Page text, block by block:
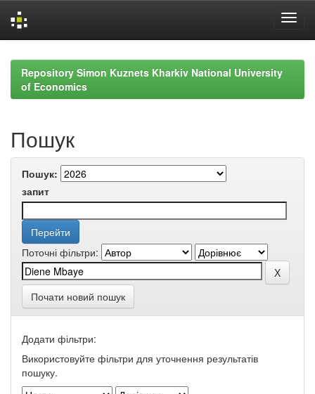
navigationRepository Simon Kuznets Kharkiv National University
of Economics
Пошук
Пошук:
запит
Поточні фільтри:
Почати новий пошук
Додати фільтри:
Використовуйте фільтри для уточнення результатів
пошуку.